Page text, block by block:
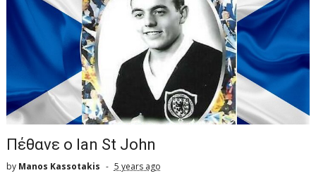
Πέθανε ο Ian St John
by Manos Kassotakis
5 years ago